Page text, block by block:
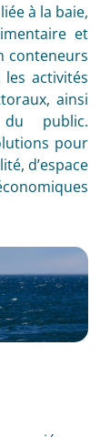
à la baie,
et
conteneurs
activités
ainsi
public.
pour
d’espace